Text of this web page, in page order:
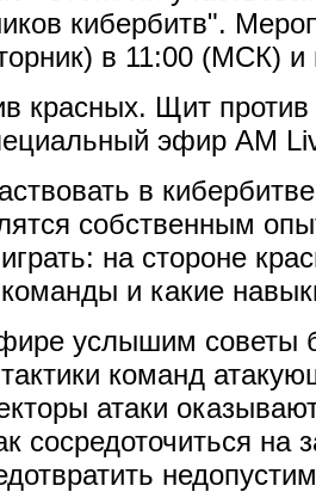
кибербитв".
в 11:00 (МСК) и
красных. Щит
эфир AM
в
собственным
на стороне
и какие
услышим советы
тактики команд
атаки
сосредоточиться на